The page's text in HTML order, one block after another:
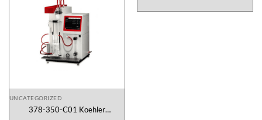
UNCATEGORIZED
378-350-C01 Koehler